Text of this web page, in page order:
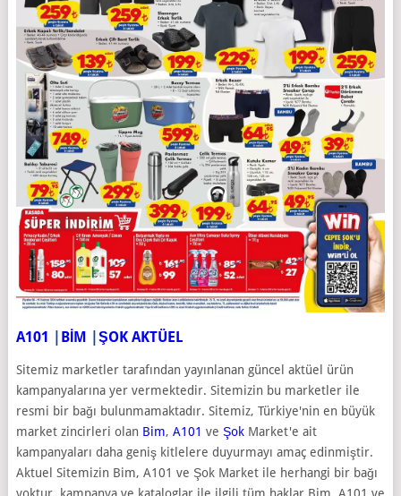
A101 BİM ŞOK AKTÜEL
Sitemiz marketler tarafından yayınlanan güncel aktüel ürün
kampanyalarına yer vermektedir. Sitemizin bu marketler ile
resmi bir bağı bulunmamaktadır. Sitemiz, Türkiye'nin en büyük
market zincirleri olan Bim, A101 ve ŞokMarket'e ait
kampanyaları daha geniş kitlelere duyurmayı amaç edinmiştir.
Aktuel Sitemizin Bim, A101 ve Şok Market ile herhangi bir bağı